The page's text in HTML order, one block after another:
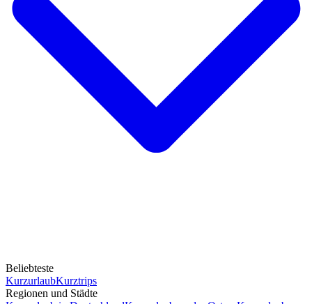
Beliebteste
KurzurlaubKurztrips
Regionen und Städte